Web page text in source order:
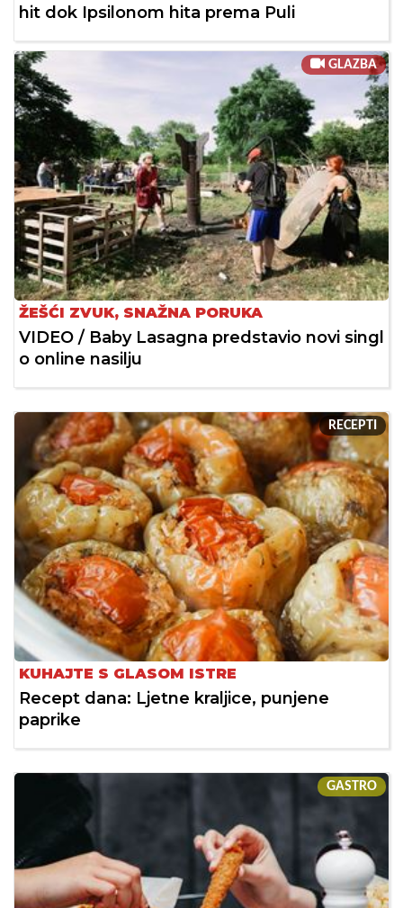
hit dok Ipsilonom hita prema Puli
GLAZBA
ŽEŠĆI ZVUK, SNAŽNA PORUKA
VIDEO / Baby Lasagna predstavio novi singl
o online nasilju
RECEPTI
KUHAJTE S GLASOM ISTRE
Recept dana: Ljetne kraljice, punjene
paprike
GASTRO